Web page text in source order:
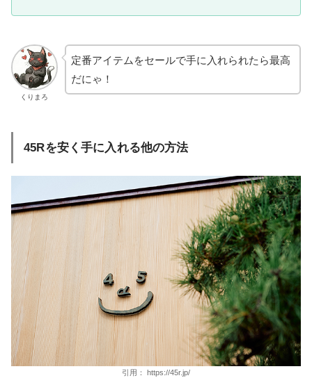
くりまろ
定番アイテムをセールで手に入れられたら最高
だにゃ！
45Rを安く手に入れる他の方法
引用： https://45r.jp/